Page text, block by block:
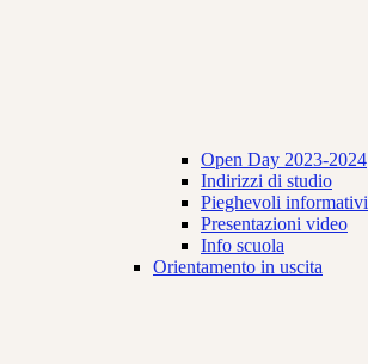
Open Day 2023-2024
Indirizzi di studio
Pieghevoli informativi
Presentazioni video
Info scuola
Orientamento in uscita